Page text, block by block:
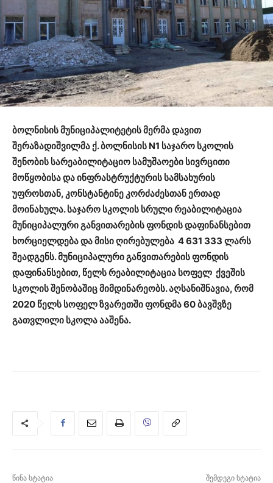
ბოლნისისმუნიციპალიტეტისმერმადავით
შერაზადიშვილმა ქ.ბოლნისის N1 საჯარო სკოლის
შენობის სარეაბილიტაციო სამუშაოები სივრცითი
მოწყობისადაინფრასტრუქტურის სამსახურის
უფროსთან, კონსტანტინე კორძაძესთან ერთად
მოინახულა.საჯარო სკოლის სრულირეაბილიტაცია
მუნიციპალურიგანვითარებისფონდისდაფინანსებით
ხორციელდებადამისიღირებულება 4631 333 ლარს
შეადგენს.მუნიციპალურიგანვითარებისფონდის
დაფინანსებით, წელსრეაბილიტაცია სოფელ ქვეშის
სკოლისშენობაშიცმიმდინარეობს.აღსანიშნავია,რომ
2020 წელს სოფელზვარეთშიფონდმა60ბავშვზე
გათვლილი სკოლაააშენა.
წინა სტატია შემდეგი სტატია